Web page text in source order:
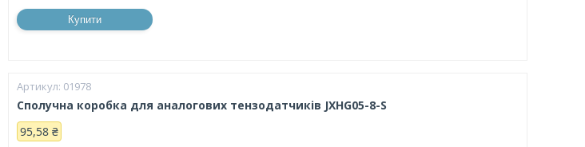
Купити
01978
Сполучна коробка для аналогових тензодатчиків JXHG05-8-S
95,58 ₴